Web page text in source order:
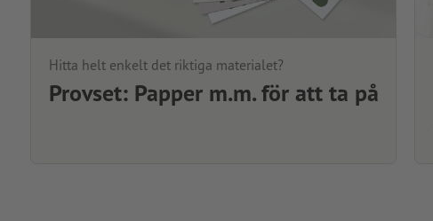
Hitta helt enkelt det riktiga materialet?
Provset: Papper m.m. för att ta på